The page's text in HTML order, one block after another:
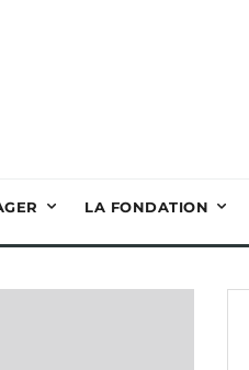
LA FONDATION